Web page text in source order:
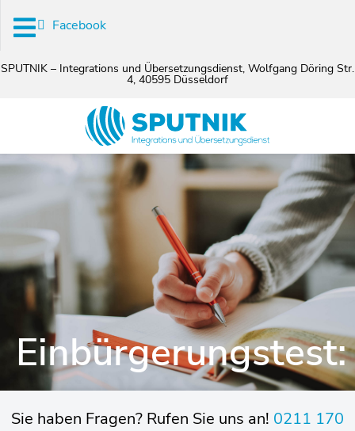
Facebook
SPUTNIK – Integrations und Übersetzungsdienst, Wolfgang Döring Str.
4, 40595 Düsseldorf
Sie haben Fragen? Rufen Sie uns an! 0211 170